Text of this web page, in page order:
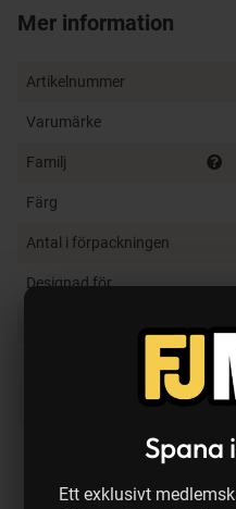
Spana
Ett exklusivt
2,5 mm neopren
Mer information
Artikelnummer
Varumärke
Familj
Färg
Antal i förpackningen
Designad för
Andas - ventilationsförmåga